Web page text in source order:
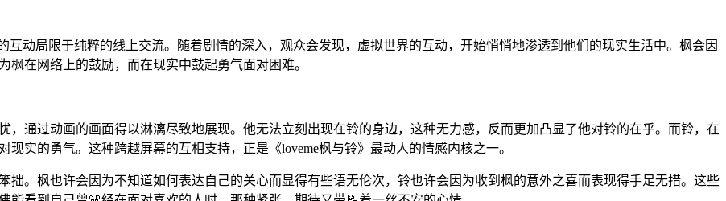
互动局限于纯粹的线上交流。随着剧情的深入，观众会发现，虚拟世界的互动，开始悄悄地渗透到他们的现实生活中。枫会因
在网络上的鼓励，而在现实中鼓起勇气面对困难。
，通过动画的画面得以淋漓尽致地展现。他无法立刻出现在铃的身边，这种无力感，反而更加凸显了他对铃的在乎。而铃，在
实的勇气。这种跨越屏幕的互相支持，正是《loveme枫与铃》最动人的情感内核之一。
拙。枫也许会因为不知道如何表达自己的关心而显得有些语无伦次，铃也许会因为收到枫的意外之喜而表现得手足无措。这些